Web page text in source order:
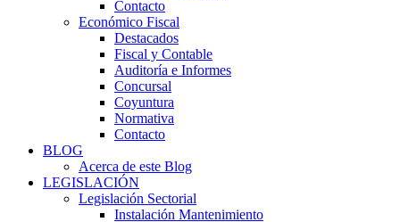
Contacto
Económico Fiscal
Destacados
Fiscal y Contable
Auditoría e Informes
Concursal
Coyuntura
Normativa
Contacto
BLOG
Acerca de este Blog
LEGISLACIÓN
Legislación Sectorial
Instalación Mantenimiento